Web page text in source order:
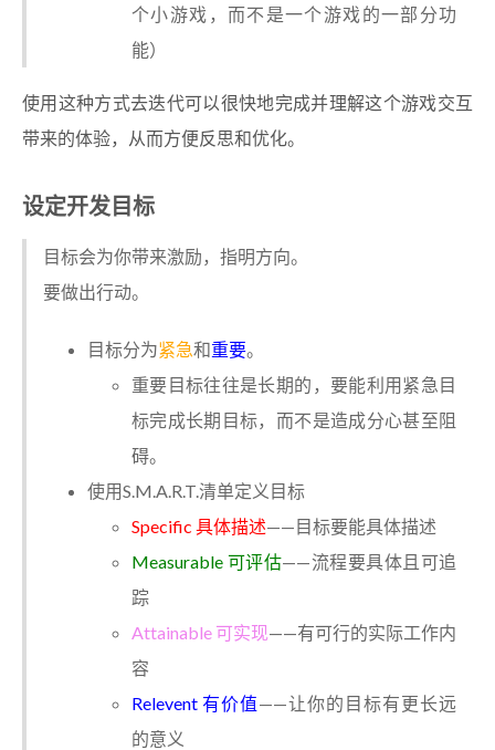
个小游戏，而不是一个游戏的一部分功
能）
使用这种方式去迭代可以很快地完成并理解这个游戏交互
带来的体验，从而方便反思和优化。
设定开发目标
目标会为你带来激励，指明方向。
要做出行动。
目标分为紧急和重要。
重要目标往往是长期的，要能利用紧急目
标完成长期目标，而不是造成分心甚至阻
碍。
使用S.M.A.R.T.清单定义目标
Specific 具体描述——目标要能具体描述
Measurable 可评估——流程要具体且可追
踪
Attainable 可实现——有可行的实际工作内
容
Relevent 有价值——让你的目标有更长远
的意义